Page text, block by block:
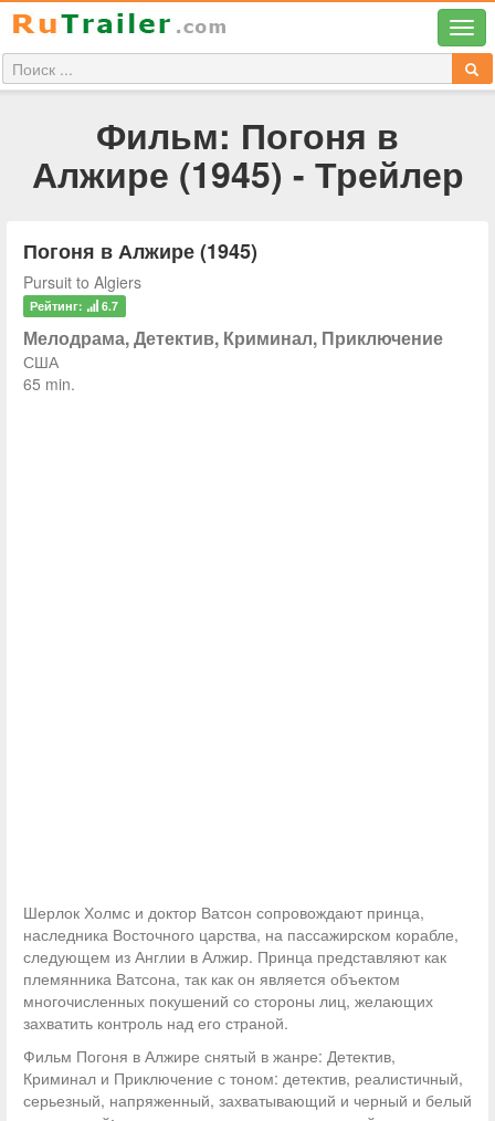
Фильм: Погоня в
Алжире (1945) - Трейлер
Погоня в Алжире (1945)
Pursuit to Algiers
Рейтинг: 6.7
Мелодрама, Детектив, Криминал, Приключение
США
65 min.
Шерлок Холмс и доктор Ватсон сопровождают принца,
наследника Восточного царства, на пассажирском корабле,
следующем из Англии в Алжир. Принца представляют как
племянника Ватсона, так как он является объектом
многочисленных покушений со стороны лиц, желающих
захватить контроль над его страной.
Фильм Погоня в Алжире снятый в жанре: Детектив,
Криминал и Приключение с тоном: детектив, реалистичный,
серьезный, напряженный, захватывающий и черный и белый